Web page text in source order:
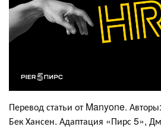
Перевод статьи от Manyone.
Бек Хансен. Адаптация «Пирс 5»,